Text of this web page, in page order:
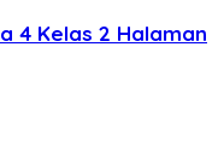
4 Kelas 2 Halaman